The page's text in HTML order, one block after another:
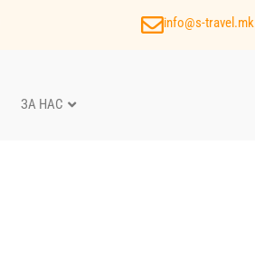
info@s-travel.mk
ЗА НАС